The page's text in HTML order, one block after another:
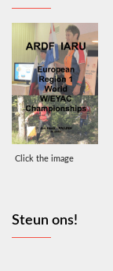
Click the image
Steun ons!